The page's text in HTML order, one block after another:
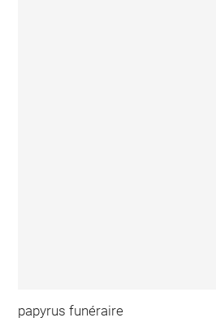
papyrus funéraire